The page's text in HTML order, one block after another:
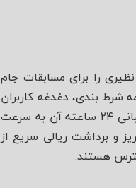
را برای مسابقات جام
شرط بندی، دغدغه کاربران
را برای از دست رفتن سرمایه کاهش داده است. ظاهر سایت بسیار کاربرپسند است و بخش پشتیبانی ۲۴ ساعته آن به سرعت
و برداشت ریالی سریع از
هستند.